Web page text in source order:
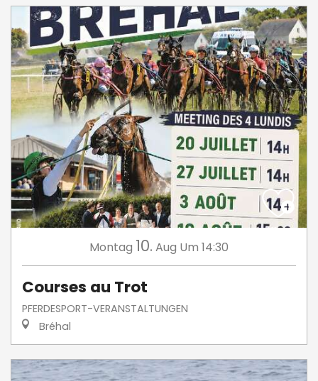
Montag 10. Aug Um 14:30
Courses au Trot
PFERDESPORT-VERANSTALTUNGEN
Bréhal